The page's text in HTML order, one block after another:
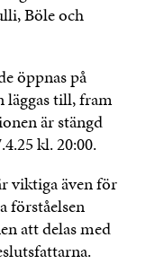
Böle och
öppnas på
läggas till, fram
är stängd
kl. 20:00.
viktiga även för
förståelsen
att delas med